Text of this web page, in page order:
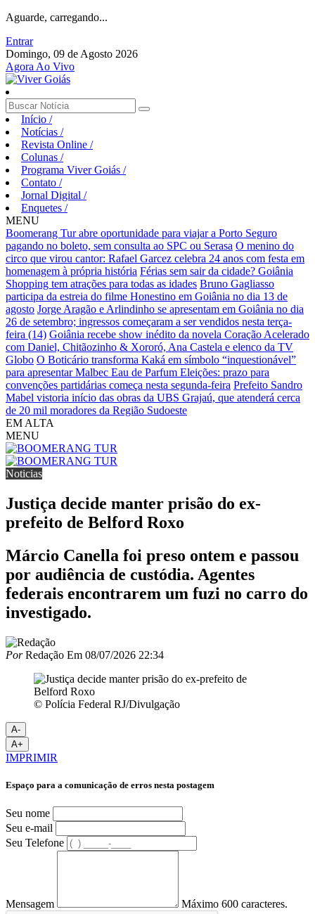
Aguarde, carregando...
Entrar
Domingo, 09 de Agosto 2026
Agora Ao Vivo
Início /
Notícias /
Revista Online /
Colunas /
Programa Viver Goiás /
Contato /
Jornal Digital /
Enquetes /
MENU
Boomerang Tur abre oportunidade para viajar a Porto Seguro
pagando no boleto, sem consulta ao SPC ou Serasa O menino do
circo que virou cantor: Rafael Garcez celebra 24 anos com festa em
homenagem à própria história Férias sem sair da cidade? Goiânia
Shopping tem atrações para todas as idades Bruno Gagliasso
participa da estreia do filme Honestino em Goiânia no dia 13 de
agosto Jorge Aragão e Arlindinho se apresentam em Goiânia no dia
26 de setembro; ingressos começaram a ser vendidos nesta terça-
feira (14) Goiânia recebe show inédito da novela Coração Acelerado
com Daniel, Chitãozinho & Xororó, Ana Castela e elenco da TV
Globo O Boticário transforma Kaká em símbolo “inquestionável”
para apresentar Malbec Eau de Parfum Eleições: prazo para
convenções partidárias começa nesta segunda-feira Prefeito Sandro
Mabel vistoria início das obras da UBS Grajaú, que atenderá cerca
de 20 mil moradores da Região Sudoeste
EM ALTA
MENU
Noticias
Justiça decide manter prisão do ex-
prefeito de Belford Roxo
Márcio Canella foi preso ontem e passou
por audiência de custódia. Agentes
federais encontrarem um fuzi no carro do
investigado.
PorRedação Em 08/07/2026 22:34
© Polícia Federal RJ/Divulgação
A-
A+
IMPRIMIR
Espaço para a comunicação de erros nesta postagem
Seu nome
Seu e-mail
Seu Telefone
Mensagem Máximo 600 caracteres.